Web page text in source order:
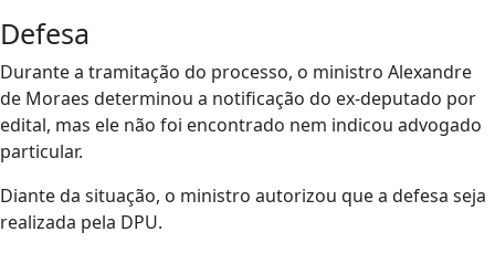
Defesa
Durante a tramitação do processo, o ministro Alexandre
de Moraes determinou a notificação do ex-deputado por
edital, mas ele não foi encontrado nem indicou advogado
particular.
Diante da situação, o ministro autorizou que a defesa seja
realizada pela DPU.